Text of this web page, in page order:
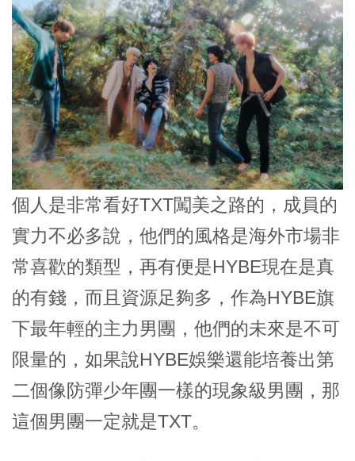
個人是非常看好TXT闖美之路的，成員的
實力不必多說，他們的風格是海外市場非
常喜歡的類型，再有便是HYBE現在是真
的有錢，而且資源足夠多，作為HYBE旗
下最年輕的主力男團，他們的未來是不可
限量的，如果說HYBE娛樂還能培養出第
二個像防彈少年團一樣的現象級男團，那
這個男團一定就是TXT。